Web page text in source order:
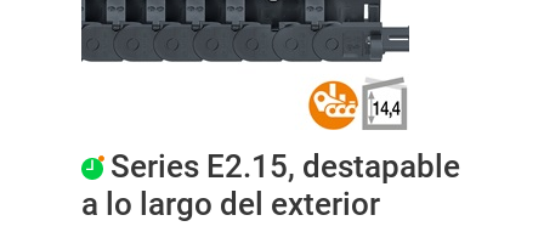
Series E2.15, destapable
a lo largo del exterior